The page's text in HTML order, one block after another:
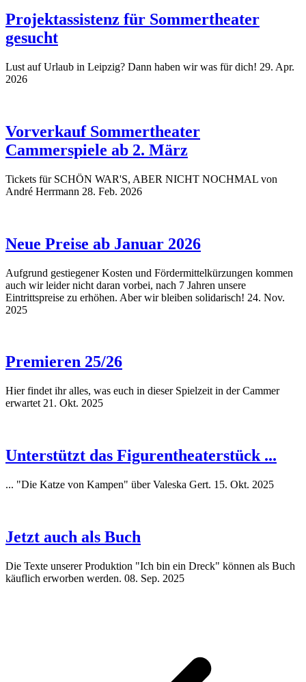
Projektassistenz für Sommertheater
gesucht
Lust auf Urlaub in Leipzig? Dann haben wir was für dich! 29. Apr.
2026
Vorverkauf Sommertheater
Cammerspiele ab 2. März
Tickets für SCHÖN WAR'S, ABER NICHT NOCHMAL von
André Herrmann 28. Feb. 2026
Neue Preise ab Januar 2026
Aufgrund gestiegener Kosten und Fördermittelkürzungen kommen
auch wir leider nicht daran vorbei, nach 7 Jahren unsere
Eintrittspreise zu erhöhen. Aber wir bleiben solidarisch! 24. Nov.
2025
Premieren 25/26
Hier findet ihr alles, was euch in dieser Spielzeit in der Cammer
erwartet 21. Okt. 2025
Unterstützt das Figurentheaterstück ...
... "Die Katze von Kampen" über Valeska Gert. 15. Okt. 2025
Jetzt auch als Buch
Die Texte unserer Produktion "Ich bin ein Dreck" können als Buch
käuflich erworben werden. 08. Sep. 2025